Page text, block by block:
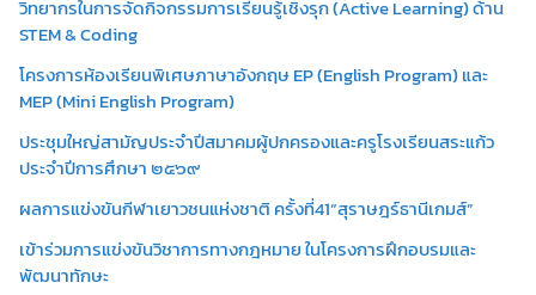
วิทยากรในการจัดกิจกรรมการเรียนรู้เชิงรุก (Active Learning) ด้าน
STEM & Coding
โครงการห้องเรียนพิเศษภาษาอังกฤษ EP (English Program) และ
MEP (Mini English Program)
ประชุมใหญ่สามัญประจำปีสมาคมผู้ปกครองและครูโรงเรียนสระแก้ว
ประจำปีการศึกษา ๒๕๖๙
ผลการแข่งขันกีฬาเยาวชนแห่งชาติ ครั้งที่41“สุราษฎร์ธานีเกมส์”
เข้าร่วมการแข่งขันวิชาการทางกฎหมาย ในโครงการฝึกอบรมและ
พัฒนาทักษะ